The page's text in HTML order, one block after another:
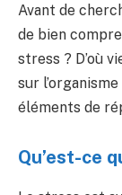
Avant de
de bien
stress ? D’où
sur
éléments de
Qu’est-ce